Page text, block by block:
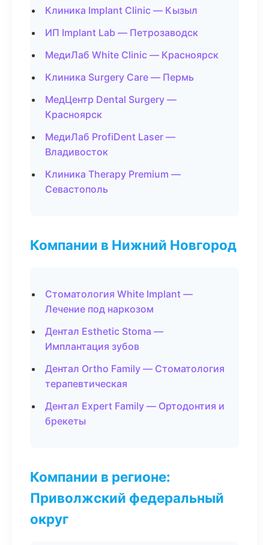
Клиника Implant Clinic — Кызыл
ИП Implant Lab — Петрозаводск
МедиЛаб White Clinic — Красноярск
Клиника Surgery Care — Пермь
МедЦентр Dental Surgery —
Красноярск
МедиЛаб ProfiDent Laser —
Владивосток
Клиника Therapy Premium —
Севастополь
Компании в Нижний Новгород
Стоматология White Implant —
Лечение под наркозом
Дентал Esthetic Stoma —
Имплантация зубов
Дентал Ortho Family — Стоматология
терапевтическая
Дентал Expert Family — Ортодонтия и
брекеты
Компании в регионе:
Приволжский федеральный
округ